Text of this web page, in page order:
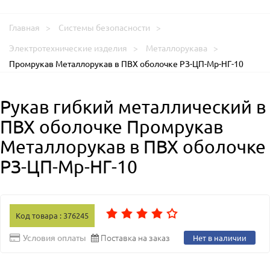
Главная
Системы безопасности
Электротехнические изделия
Металлорукава
Промрукав Металлорукав в ПВХ оболочке РЗ-ЦП-Мр-НГ-10
Рукав гибкий металлический в
ПВХ оболочке Промрукав
Металлорукав в ПВХ оболочке
РЗ-ЦП-Мр-НГ-10
Код товара : 376245
Условия оплаты Поставка на заказ Нет в наличии